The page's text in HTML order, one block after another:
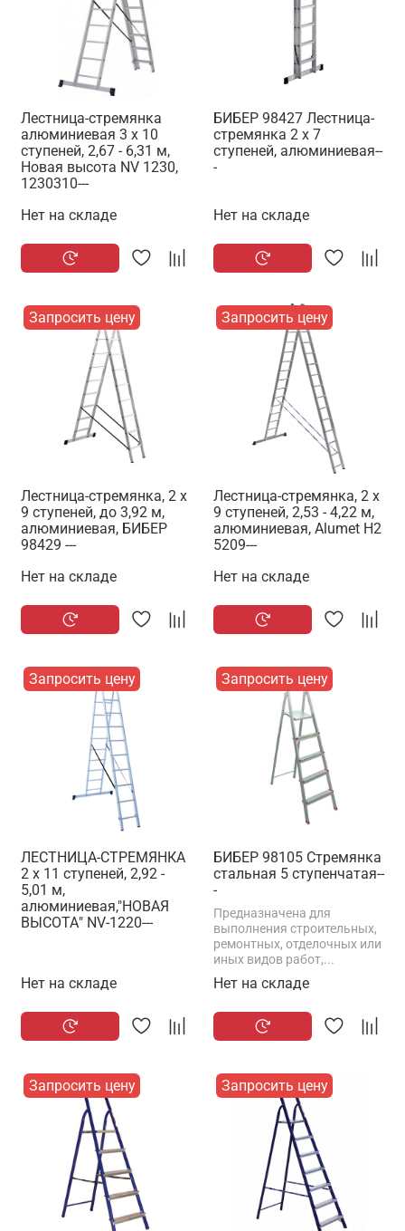
Лестница-стремянка
алюминиевая 3 x 10
ступеней, 2,67 - 6,31 м,
Новая высота NV 1230,
1230310---
Нет на складе
БИБЕР 98427 Лестница-
стремянка 2 х 7
ступеней, алюминиевая--
-
Нет на складе
Запросить цену
Лестница-стремянка, 2 х
9 ступеней, до 3,92 м,
алюминиевая, БИБЕР
98429 ---
Нет на складе
Запросить цену
Лестница-стремянка, 2 x
9 ступеней, 2,53 - 4,22 м,
алюминиевая, Alumet H2
5209---
Нет на складе
Запросить цену
ЛЕСТНИЦА-СТРЕМЯНКА
2 х 11 ступеней, 2,92 -
5,01 м,
алюминиевая,"НОВАЯ
ВЫСОТА" NV-1220---
Нет на складе
Запросить цену
БИБЕР 98105 Стремянка
стальная 5 ступенчатая--
-
Предназначена для
выполнения строительных,
ремонтных, отделочных или
иных видов работ,...
Нет на складе
Запросить цену Запросить цену